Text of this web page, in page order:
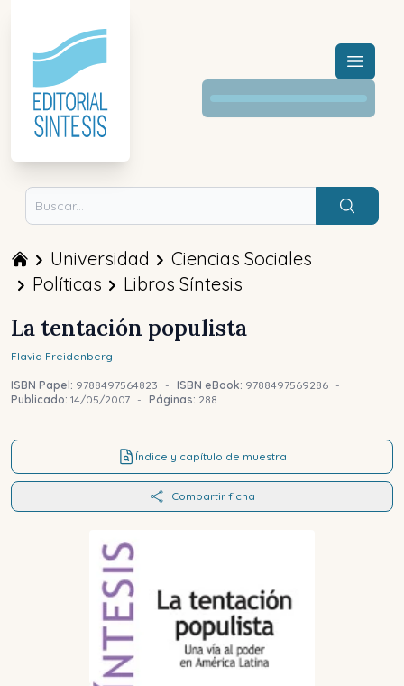
Menú
Buscar
Universidad
Ciencias Sociales
Políticas
Libros Síntesis
La tentación populista
Flavia Freidenberg
ISBN Papel: 9788497564823 - ISBN eBook: 9788497569286 -
Publicado: 14/05/2007 - Páginas: 288
Índice y capítulo de muestra
Compartir ficha